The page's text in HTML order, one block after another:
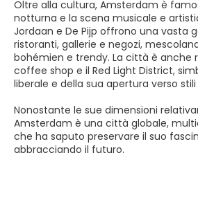
Oltre alla cultura, Amsterdam è
notturna e la scena musicale e
Jordaan e De Pijp offrono una vasta
ristoranti, gallerie e negozi,
bohémien e trendy. La città è anche
coffee shop e il Red Light District,
liberale e della sua apertura verso
Nonostante le sue dimensioni
Amsterdam è una città globale,
che ha saputo preservare il suo
abbracciando il futuro.